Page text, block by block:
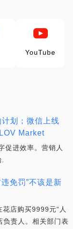
YouTube
划；微信上线
Market
进效率。营销人
免罚”不该是新
店购买9999元“人
负责人。相关部门表